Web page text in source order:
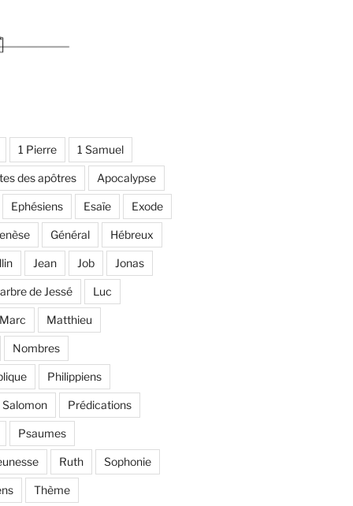
1 Pierre 1 Samuel
des apôtres Apocalypse
Ephésiens Esaïe Exode
Général Hébreux
Jean Job Jonas
de Jessé Luc
Matthieu
Nombres
Philippiens
Prédications
Psaumes
Ruth Sophonie
Thème